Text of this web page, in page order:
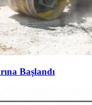
Başlandı